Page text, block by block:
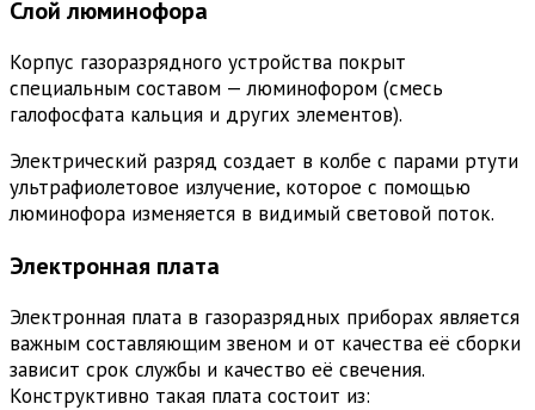
Слой люминофора
Корпус газоразрядного устройства покрыт
специальным составом — люминофором (смесь
галофосфата кальция и других элементов).
Электрический разряд создает в колбе с парами ртути
ультрафиолетовое излучение, которое с помощью
люминофора изменяется в видимый световой поток.
Электронная плата
Электронная плата в газоразрядных приборах является
важным составляющим звеном и от качества её сборки
зависит срок службы и качество её свечения.
Конструктивно такая плата состоит из: